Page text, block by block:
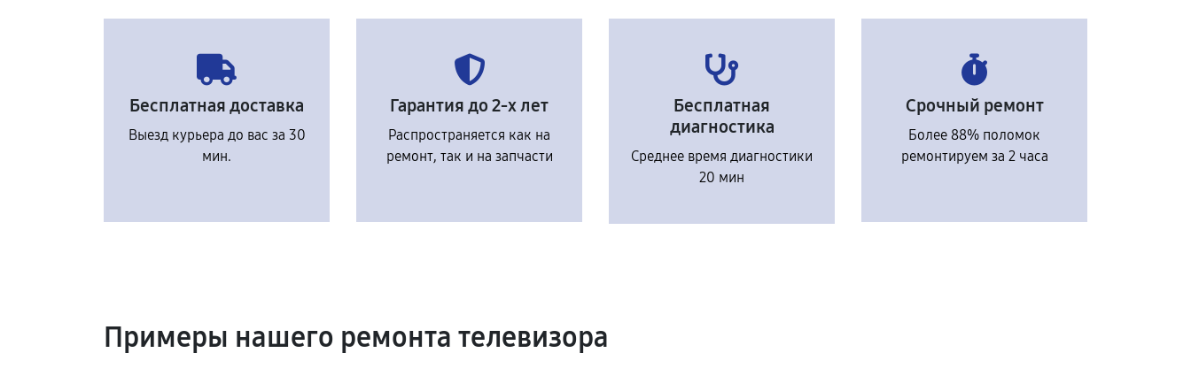
Бесплатная доставка
Выезд курьера до вас за 30
мин.
Гарантия до 2-х лет
Распространяется как на
ремонт, так и на запчасти
Бесплатная
диагностика
Среднее время диагностики
20 мин
Срочный ремонт
Более 88% поломок
ремонтируем за 2 часа
Примеры нашего ремонта телевизора